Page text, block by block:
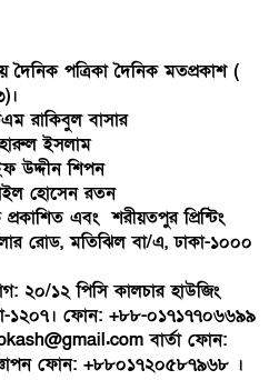
দৈনিক পত্রিকা দৈনিক মতপ্রকাশ (
রাকিবুল বাসার
ইসলাম
উদ্দীন শিপন
হোসেন রতন
এবং শরীয়তপুর প্রিন্টিং
রোড, মতিঝিল বা/এ, ঢাকা-১০০০
২০/১২ পিসি কালচার হাউজিং
১২০৭। ফোন: +৮৮-০১৭১৭৭০৬৬৯৯
বার্তা ফোন:
ফোন: +৮৮০১৭২০৫৮৭৯৬৮ ।